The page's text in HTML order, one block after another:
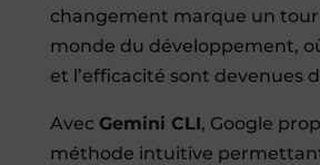
changement marque un
monde du développement,
et l’efficacité sont devenues
Avec Gemini CLI, Google
méthode intuitive